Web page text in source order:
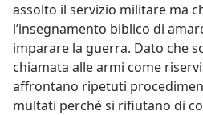
assolto il servizio militare ma
l’insegnamento biblico di
imparare la guerra. Dato che
chiamata alle armi come
affrontano ripetuti
multati perché si rifiutano di